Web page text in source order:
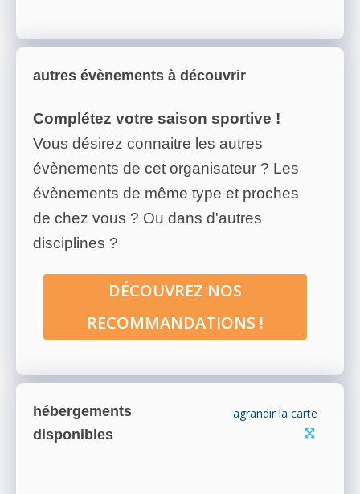
autres évènements à découvrir
Complétez votre saison sportive !
Vous désirez connaitre les autres
évènements de cet organisateur ? Les
évènements de même type et proches
de chez vous ? Ou dans d'autres
disciplines ?
DÉCOUVREZ NOS
RECOMMANDATIONS !
hébergements
disponibles
agrandir la carte